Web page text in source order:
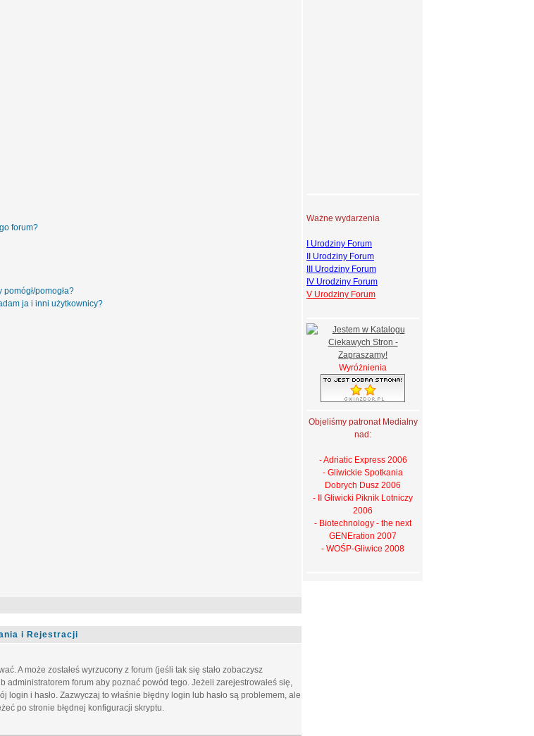
forum?
pomogła?
ja i inni użytkownicy?
i Rejestracji
A może zostałeś wyrzucony z forum (jeśli tak się stało zobaczysz
forum aby poznać powód tego. Jeżeli zarejestrowałeś się,
i hasło. Zazwyczaj to właśnie błędny login lub hasło są problemem, ale
po stronie błędnej konfiguracji skryptu.
Ważne wydarzenia
I Urodziny Forum
II Urodziny Forum
III Urodziny Forum
IV Urodziny Forum
V Urodziny Forum
Wyróżnienia
Objeliśmy patronat Medialny
nad:
- Adriatic Express 2006
- Gliwickie Spotkania
Dobrych Dusz 2006
- II Gliwicki Piknik Lotniczy
2006
- Biotechnology - the next
GENEration 2007
- WOŚP-Gliwice 2008